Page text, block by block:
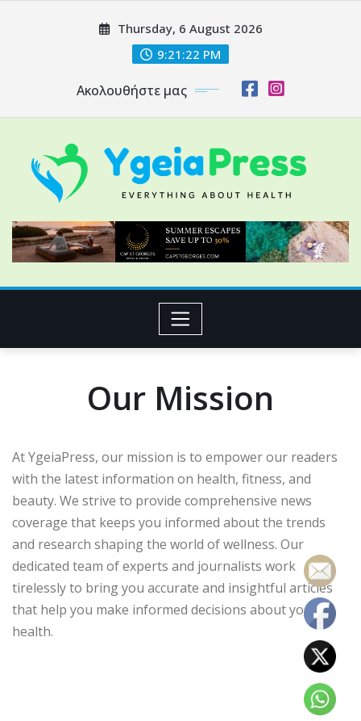
Thursday, 6 August 2026
9:21:23 PM
Ακολουθήστε μας
Our Mission
At YgeiaPress, our mission is to empower our readers
with the latest information on health, fitness, and
beauty. We strive to provide comprehensive news
coverage that keeps you informed about the trends
and research shaping the world of wellness. Our
dedicated team of experts and journalists work
tirelessly to bring you accurate and insightful articles
that help you make informed decisions about your
health.